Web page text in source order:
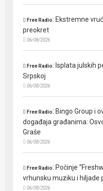
Free Radio: Ekstremne
preokret
06/08/2026
Free Radio: Isplata julskih
Srpskoj
06/08/2026
Free Radio: Bingo Group i
događaja građanima:
Graše
06/08/2026
Free Radio: Počinje
vrhunsku muziku i hiljade
06/08/2026